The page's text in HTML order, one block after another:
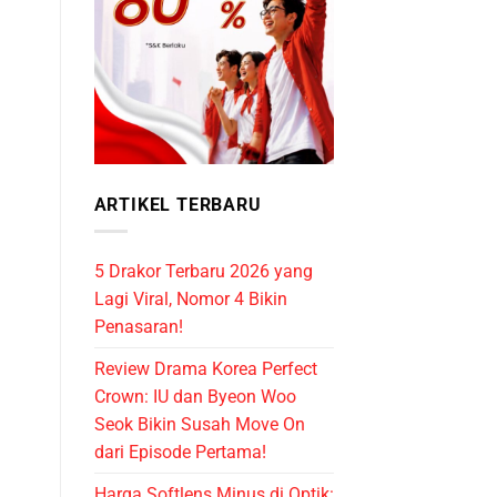
ARTIKEL TERBARU
5 Drakor Terbaru 2026 yang
Lagi Viral, Nomor 4 Bikin
Penasaran!
Review Drama Korea Perfect
Crown: IU dan Byeon Woo
Seok Bikin Susah Move On
dari Episode Pertama!